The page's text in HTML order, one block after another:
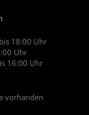
18:00 Uhr
Uhr
16:00 Uhr
vorhanden